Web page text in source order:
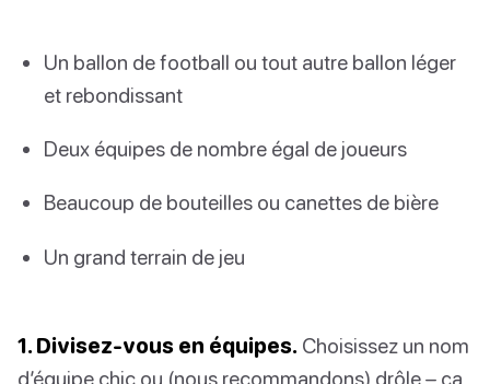
Un ballon de football ou tout autre ballon léger
et rebondissant
Deux équipes de nombre égal de joueurs
Beaucoup de bouteilles ou canettes de bière
Un grand terrain de jeu
1. Divisez-vous en équipes. Choisissez un nom
d’équipe chic ou (nous recommandons) drôle – ça